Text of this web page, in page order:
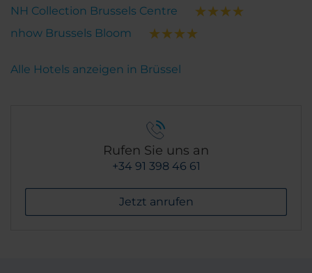
NH Collection Brussels Centre
nhow Brussels Bloom
Alle Hotels anzeigen in Brüssel
Rufen Sie uns an
+34 91 398 46 61
Jetzt anrufen